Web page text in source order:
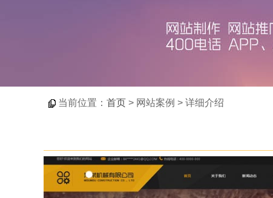
当前位置： 首页 > 网站案例 > 详细介绍